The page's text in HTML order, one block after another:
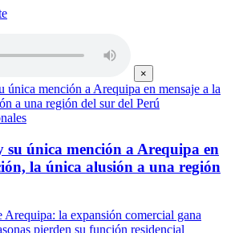
×
única mención a Arequipa en
la única alusión a una región